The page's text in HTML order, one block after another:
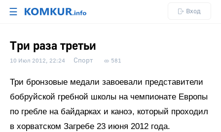
☰ Вход
Три раза третьи
10 Июл 2012, 22:24 Спорт 581
Три бронзовые медали завоевали представители
бобруйской гребной школы на чемпионате Европы
по гребле на байдарках и каноэ, который проходил
в хорватском Загребе 23 июня 2012 года.